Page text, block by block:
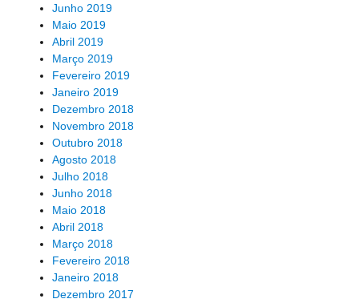
Junho 2019
Maio 2019
Abril 2019
Março 2019
Fevereiro 2019
Janeiro 2019
Dezembro 2018
Novembro 2018
Outubro 2018
Agosto 2018
Julho 2018
Junho 2018
Maio 2018
Abril 2018
Março 2018
Fevereiro 2018
Janeiro 2018
Dezembro 2017